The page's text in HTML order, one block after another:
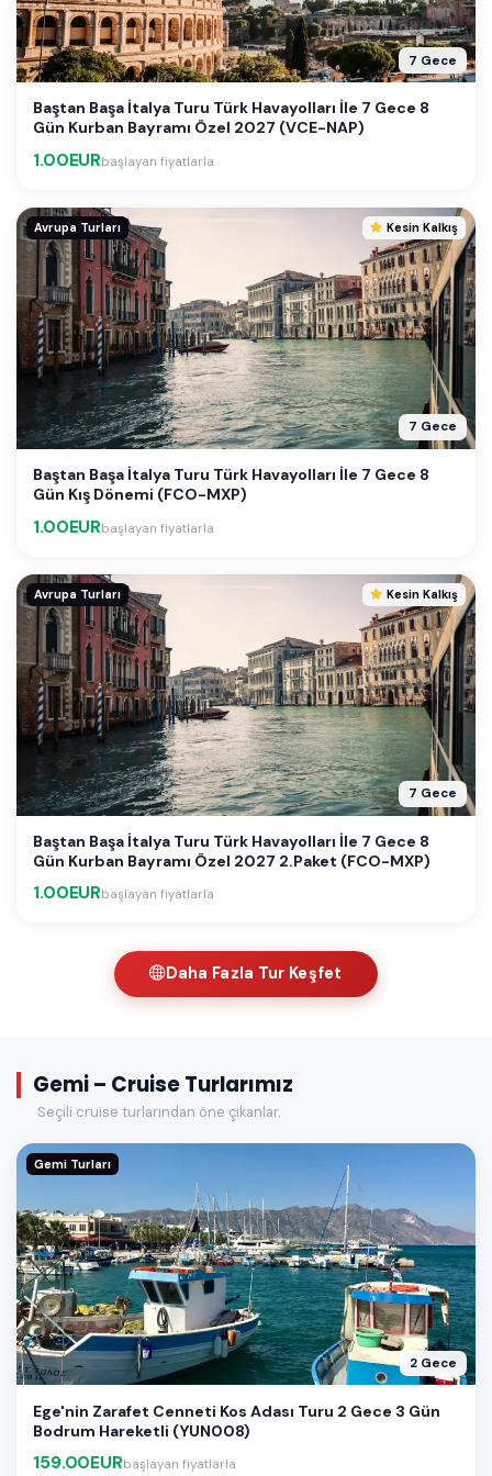
7 Gece
Baştan Başa İtalya Turu Türk Havayolları İle 7 Gece 8
Gün Kurban Bayramı Özel 2027 (VCE-NAP)
1.00EURbaşlayan fiyatlarla
Avrupa Turları Kesin Kalkış
7 Gece
Baştan Başa İtalya Turu Türk Havayolları İle 7 Gece 8
Gün Kış Dönemi (FCO-MXP)
1.00EURbaşlayan fiyatlarla
Avrupa Turları Kesin Kalkış
7 Gece
Baştan Başa İtalya Turu Türk Havayolları İle 7 Gece 8
Gün Kurban Bayramı Özel 2027 2.Paket (FCO-MXP)
1.00EURbaşlayan fiyatlarla
Daha Fazla Tur Keşfet
Gemi – Cruise Turlarımız
Seçili cruise turlarından öne çıkanlar.
Gemi Turları
2 Gece
Ege'nin Zarafet Cenneti Kos Adası Turu 2 Gece 3 Gün
Bodrum Hareketli (YUN008)
159.00EURbaşlayan fiyatlarla